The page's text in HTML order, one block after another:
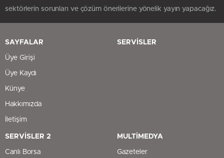
sektörlerin sorunları ve çözüm önerilerine yönelik yayın yapacağız.
SAYFALAR
Üye Girişi
Üye Kaydı
Künye
Hakkımızda
İletişim
SERVİSLER
SERVİSLER 2
Canlı Borsa
MULTİMEDYA
Gazeteler